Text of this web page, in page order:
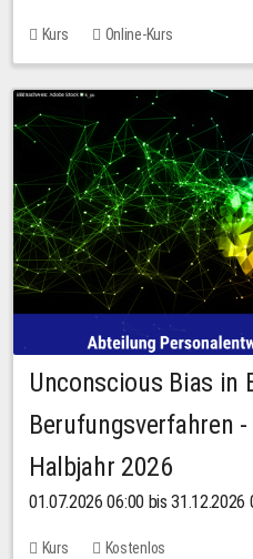
Kurs Online-Kurs
Unconscious Bias in
Berufungsverfahren
Halbjahr 2026
01.07.2026 06:00 bis 31.12.2026
Kurs Kostenlos